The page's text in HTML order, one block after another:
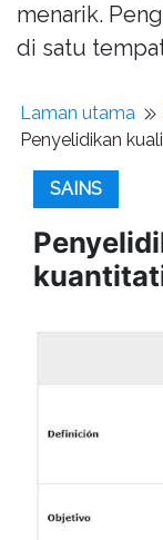
menarik.
di satu
Laman utama
Penyelidikan
SAINS